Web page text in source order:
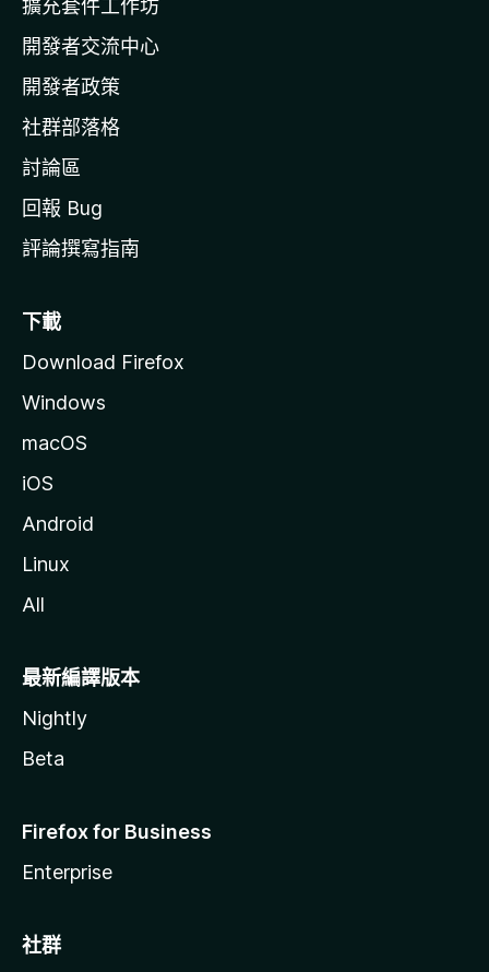
a
官
網
擴充套件工作坊
開發者交流中心
開發者政策
社群部落格
討論區
回報 Bug
評論撰寫指南
下載
Download Firefox
Windows
macOS
iOS
Android
Linux
All
最新編譯版本
Nightly
Beta
Firefox for Business
Enterprise
社群